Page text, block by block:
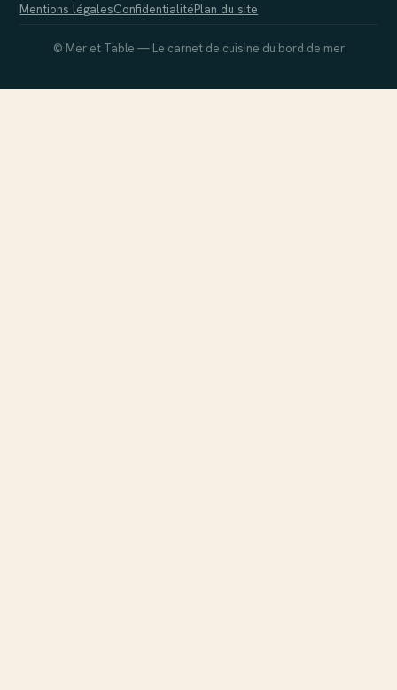
Mentions légalesConfidentialitéPlan du site
© Mer et Table — Le carnet de cuisine du bord de mer